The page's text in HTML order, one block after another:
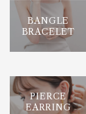
BANGLE
BRACELET
PIERCE
EARRING